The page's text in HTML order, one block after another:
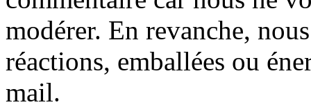
modérer. En revanche,
réactions, emballées ou
mail.